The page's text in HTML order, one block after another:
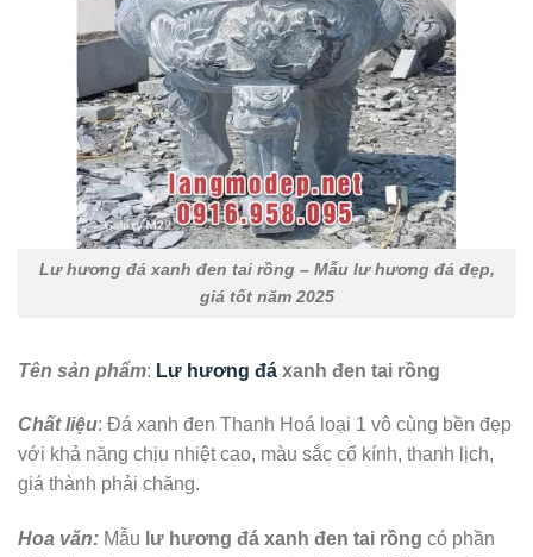
Lư hương đá xanh đen tai rồng – Mẫu lư hương đá đẹp,
giá tốt năm 2025
Tên sản phẩm: Lư hương đá xanh đen tai rồng
Chất liệu: Đá xanh đen Thanh Hoá loại 1 vô cùng bền đẹp
với khả năng chịu nhiệt cao, màu sắc cổ kính, thanh lịch,
giá thành phải chăng.
Hoa văn: Mẫu lư hương đá xanh đen tai rồng có phần